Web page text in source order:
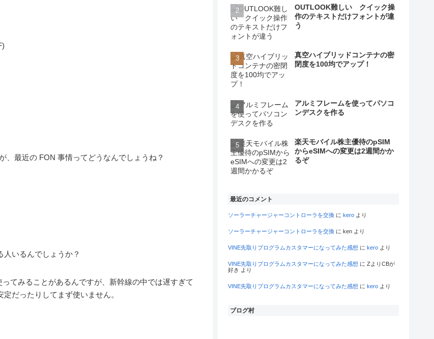
、最近の FON 事情ってどうなんでしょうね？
人いるんでしょうか？
てみることがあるんですが、新幹線の中では遅すぎて
だったりしてまず使いません。
OUTLOOK難しい クイック操
作のテキストだけフォントが違
う
真空ハイブリッドコンテナの密
閉度を100均でアップ！
アルミフレームを使ってパソコ
ンデスクを作る
楽天モバイル株主優待のpSIM
からeSIMへの変更は2週間かか
るぞ
最近のコメント
ソーラーチャージャーコントローラを交換 に kero より
ソーラーチャージャーコントローラを交換 に ken より
VINE先取りプログラムカスタマーになってみた感想 に kero より
VINE先取りプログラムカスタマーになってみた感想 に ZよりCBが
好き より
VINE先取りプログラムカスタマーになってみた感想 に kero より
ブログ村